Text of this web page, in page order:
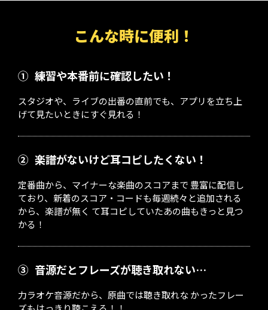
こんな時に便利！
① 練習や本番前に確認したい！
スタジオや、ライブの出番の直前でも、アプリを立ち上
げて見たいときにすぐ見れる！
② 楽譜がないけど耳コピしたくない！
定番曲から、マイナーな楽曲のスコアまで 豊富に配信し
ており、新着のスコア・コードも毎週続々と追加される
から、楽譜が無く て耳コピしていたあの曲もきっと見つ
かる！
③ 音源だとフレーズが聴き取れない…
力ラオケ音源だから、原曲では聴き取れな かったフレー